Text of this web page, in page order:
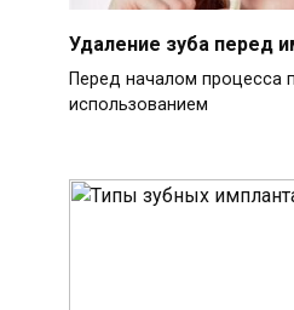
Удаление зуба перед
Перед началом процесса
использованием